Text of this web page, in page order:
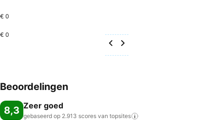
€ 0
€ 0
Beoordelingen
8,3 Zeer goed
gebaseerd op 2.913 scores van topsites